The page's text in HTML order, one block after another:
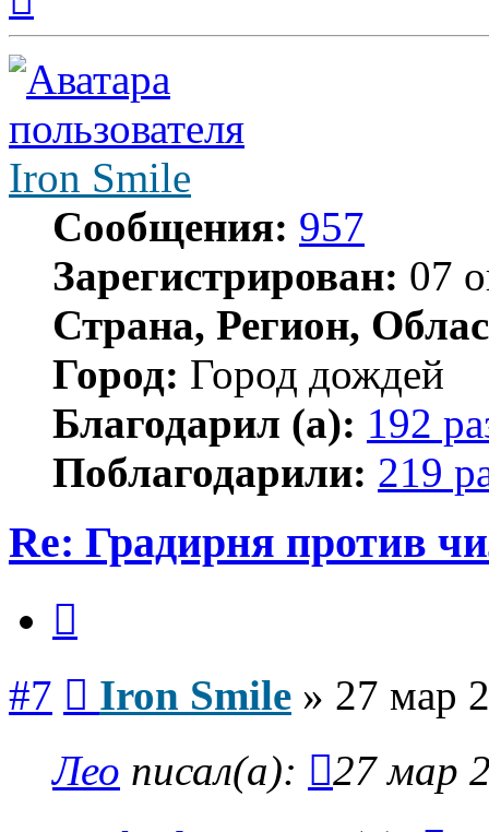
началу
Iron Smile
Сообщения: 957
Зарегистрирован: 07
Страна, Регион,
Город: Город дождей
Благодарил (а): 192
Поблагодарили: 219
Re: Градирня против
#7 Iron Smile » 27 мар
Лео писал(а):
27 мар